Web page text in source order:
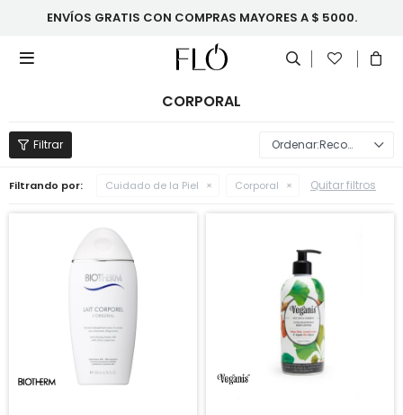
ENVÍOS GRATIS CON COMPRAS MAYORES A $ 5000.

CORPORAL
Recomendados
Filtrando por: Cuidado de la Piel Corporal Quitar filtros